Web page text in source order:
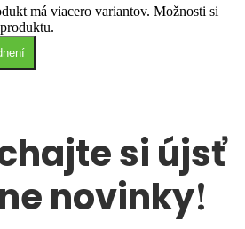
má viacero variantov. Možnosti si
si újsť
novinky!